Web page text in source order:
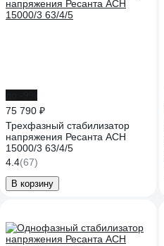
75 790 ₽
Трехфазный стабилизатор
напряжения Ресанта АСН
15000/3 63/4/5
4.4(67)
В корзину